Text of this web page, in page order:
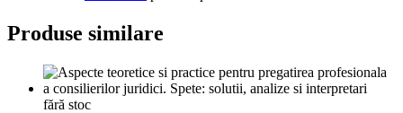
Produse similare
fără stoc